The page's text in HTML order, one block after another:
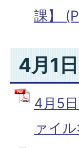
課】
4月1
4月5
ァイ